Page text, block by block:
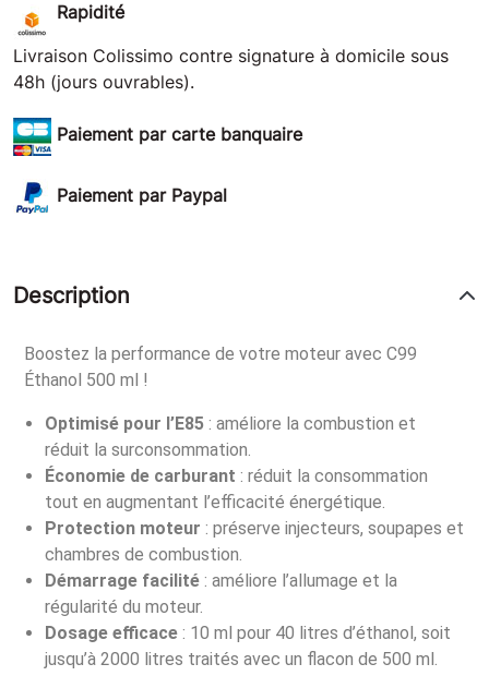
Rapidité
Livraison Colissimo contre signature à domicile sous
48h (jours ouvrables).
Paiement par carte banquaire
Paiement par Paypal
Description
Boostez la performance de votre moteur avec C99
Éthanol 500 ml !
Optimisé pour l’E85 : améliore la combustion et
réduit la surconsommation.
Économie de carburant : réduit la consommation
tout en augmentant l’efficacité énergétique.
Protection moteur : préserve injecteurs, soupapes et
chambres de combustion.
Démarrage facilité : améliore l’allumage et la
régularité du moteur.
Dosage efficace : 10 ml pour 40 litres d’éthanol, soit
jusqu’à 2000 litres traités avec un flacon de 500 ml.